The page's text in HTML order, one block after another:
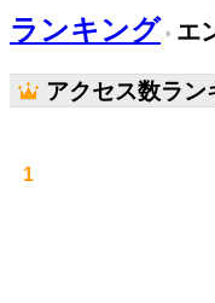
ランキング エ
アクセス数ラン
1